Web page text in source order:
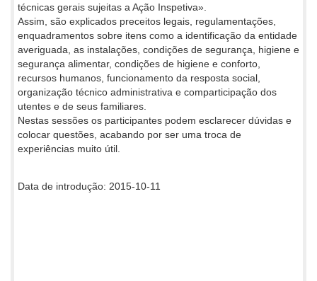
técnicas gerais sujeitas a Ação Inspetiva».
Assim, são explicados preceitos legais, regulamentações,
enquadramentos sobre itens como a identificação da entidade
averiguada, as instalações, condições de segurança, higiene e
segurança alimentar, condições de higiene e conforto,
recursos humanos, funcionamento da resposta social,
organização técnico administrativa e comparticipação dos
utentes e de seus familiares.
Nestas sessões os participantes podem esclarecer dúvidas e
colocar questões, acabando por ser uma troca de
experiências muito útil.
Data de introdução: 2015-10-11